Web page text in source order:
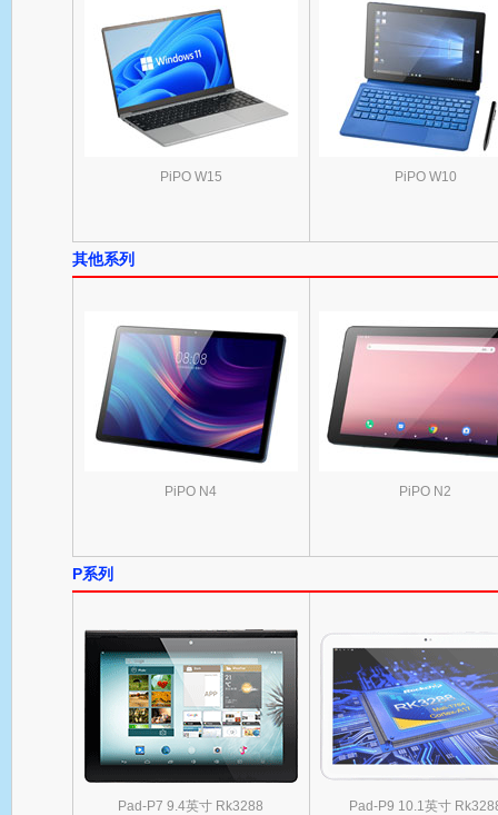
PiPO W15 PiPO W10
其他系列
PiPO N4 PiPO N2
P系列
Pad-P7 9.4英寸 Rk3288 Pad-P9 10.1英寸